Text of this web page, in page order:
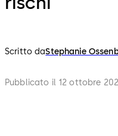
Scritto daStephanie
Pubblicato il 12 ottobre